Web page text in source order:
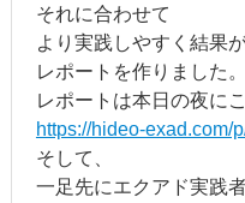
それに合わせて
より実践しやすく結果
レポートを作りました。
レポートは本日の夜に
https://hideo-exad.com/
そして、
一足先にエクアド実践